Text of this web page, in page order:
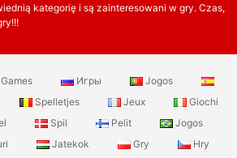
kategorię i są zainteresowani w gry. Czas,
Игры
Jogos
Spelletjes Jeux
Giochi
Spil Pelit
Jogos
Jatekok Gry
Hry